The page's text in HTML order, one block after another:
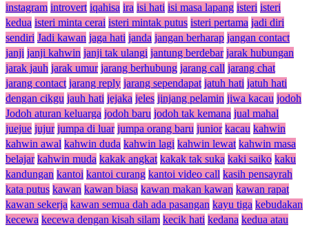
instagram introvert iqahisa ira isi hati isi masa lapang isteri isteri
kedua isteri minta cerai isteri mintak putus isteri pertama jadi diri
sendiri Jadi kawan jaga hati janda jangan berharap jangan contact
janji janji kahwin janji tak ulangi jantung berdebar jarak hubungan
jarak jauh jarak umur jarang berhubung jarang call jarang chat
jarang contact jarang reply jarang sependapat jatuh hati jatuh hati
dengan cikgu jauh hati jejaka jeles jinjang pelamin jiwa kacau jodoh
Jodoh aturan keluarga jodoh baru jodoh tak kemana jual mahal
juejue jujur jumpa di luar jumpa orang baru junior kacau kahwin
kahwin awal kahwin duda kahwin lagi kahwin lewat kahwin masa
belajar kahwin muda kakak angkat kakak tak suka kaki saiko kaku
kandungan kantoi kantoi curang kantoi video call kasih pensayrah
kata putus kawan kawan biasa kawan makan kawan kawan rapat
kawan sekerja kawan semua dah ada pasangan kayu tiga kebudakan
kecewa kecewa dengan kisah silam kecik hati kedana kedua atau